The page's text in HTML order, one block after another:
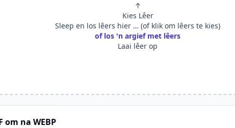
↑
Kies Lêer
Sleep en los lêers hier … (of klik om lêers te kies)
of los 'n argief met lêers
Laai lêer op
om na WEBP